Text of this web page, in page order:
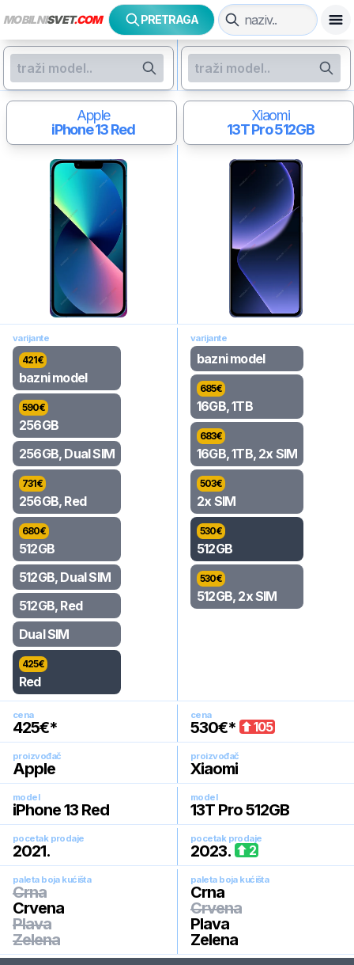
MOBILNISVET.COM PRETRAGA
Apple
iPhone 13Red
Xiaomi
13T Pro512GB
varijante
421€
bazni model
590€
256GB
256GB, Dual SIM
731€
256GB, Red
680€
512GB
512GB, Dual SIM
512GB, Red
Dual SIM
425€
Red
varijante
bazni model
685€
16GB, 1TB
683€
16GB, 1TB, 2x SIM
503€
2x SIM
530€
512GB
530€
512GB, 2x SIM
cena
425€*
cena
530€* 105
proizvođač
Apple
proizvođač
Xiaomi
model
iPhone 13 Red
model
13T Pro 512GB
pocetak prodaje
2021.
pocetak prodaje
2023. 2
paleta boja kućišta
Crna
Crvena
Plava
Zelena
paleta boja kućišta
Crna
Crvena
Plava
Zelena